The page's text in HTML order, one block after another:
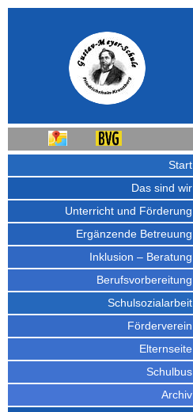
Start
Das sind wir
Unterricht und Förderung
Ergänzende Betreuung
Inklusion – Beratung
Berufsvorbereitung
Schulsozialarbeit
Förderverein
Elternseite
Schulbus
Archiv